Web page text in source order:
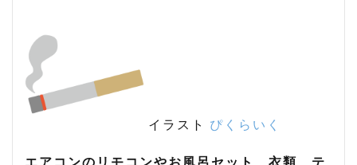
イラスト ぴくらいく
エアコンのリモコンやお風呂セット、衣類、テ